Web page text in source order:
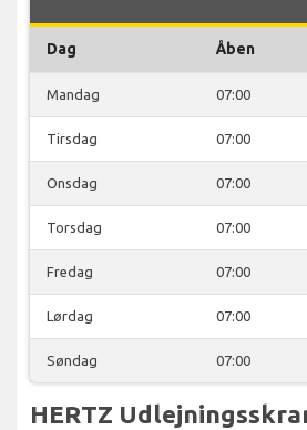
Dag Åben
Mandag 07:00
Tirsdag 07:00
Onsdag 07:00
Torsdag 07:00
Fredag 07:00
Lørdag 07:00
Søndag 07:00
HERTZ